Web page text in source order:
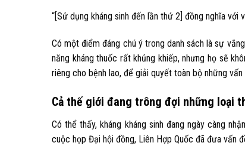
“[Sử dụng kháng sinh đến lần thứ 2] đồng nghĩa với
Có một điểm đáng chú ý trong danh sách là sự
năng kháng thuốc rất khủng khiếp, nhưng họ sẽ
riêng cho bệnh lao, để giải quyết toàn bộ những
Cả thế giới đang trông đợi những loại
Có thể thấy, kháng kháng sinh đang ngày càng
cuộc họp Đại hội đồng, Liên Hợp Quốc đã đưa vấn